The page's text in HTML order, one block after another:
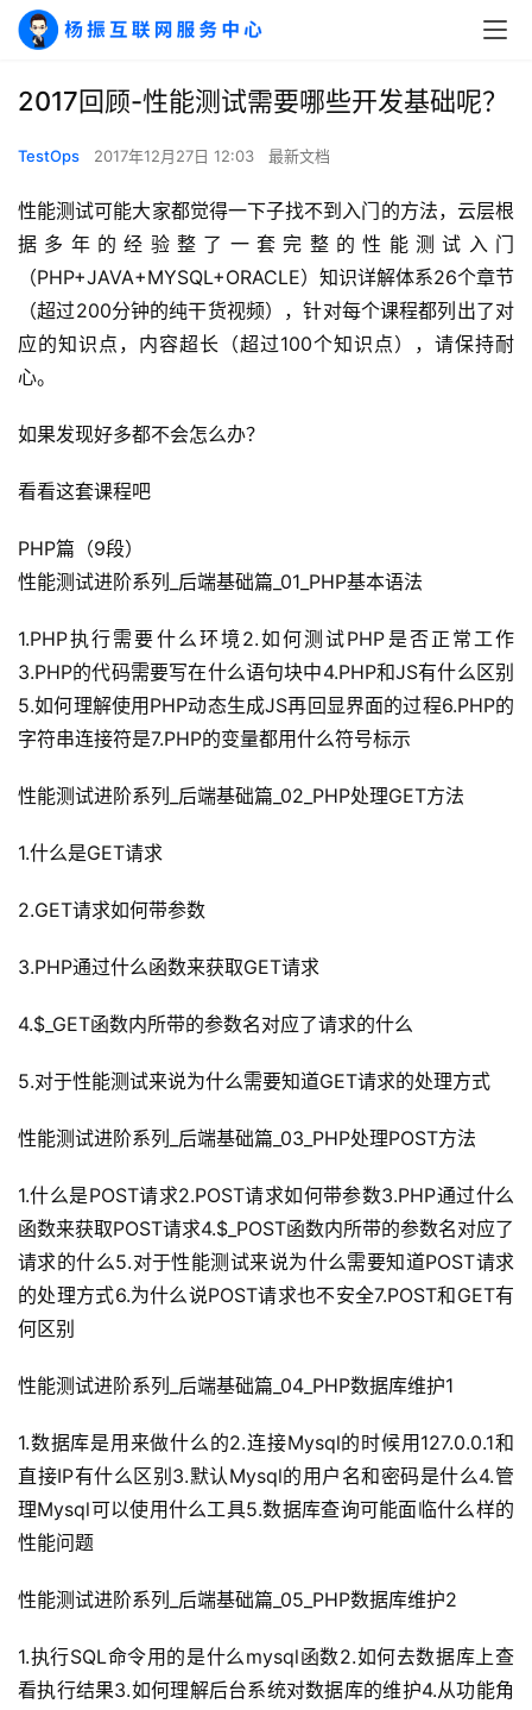
2017回顾-性能测试需要哪些开发基础呢？
TestOps 2017年12月27日 12:03 最新文档
性能测试可能大家都觉得一下子找不到入门的方法，云层根
据多年的经验整了一套完整的性能测试入门
（PHP+JAVA+MYSQL+ORACLE）知识详解体系26个章节
（超过200分钟的纯干货视频），针对每个课程都列出了对
应的知识点，内容超长（超过100个知识点），请保持耐
心。
如果发现好多都不会怎么办？
看看这套课程吧
PHP篇（9段）
性能测试进阶系列_后端基础篇_01_PHP基本语法
1.PHP执行需要什么环境2.如何测试PHP是否正常工作
3.PHP的代码需要写在什么语句块中4.PHP和JS有什么区别
5.如何理解使用PHP动态生成JS再回显界面的过程6.PHP的
字符串连接符是7.PHP的变量都用什么符号标示
性能测试进阶系列_后端基础篇_02_PHP处理GET方法
1.什么是GET请求
2.GET请求如何带参数
3.PHP通过什么函数来获取GET请求
4.$_GET函数内所带的参数名对应了请求的什么
5.对于性能测试来说为什么需要知道GET请求的处理方式
性能测试进阶系列_后端基础篇_03_PHP处理POST方法
1.什么是POST请求2.POST请求如何带参数3.PHP通过什么
函数来获取POST请求4.$_POST函数内所带的参数名对应了
请求的什么5.对于性能测试来说为什么需要知道POST请求
的处理方式6.为什么说POST请求也不安全7.POST和GET有
何区别
性能测试进阶系列_后端基础篇_04_PHP数据库维护1
1.数据库是用来做什么的2.连接Mysql的时候用127.0.0.1和
直接IP有什么区别3.默认Mysql的用户名和密码是什么4.管
理Mysql可以使用什么工具5.数据库查询可能面临什么样的
性能问题
性能测试进阶系列_后端基础篇_05_PHP数据库维护2
1.执行SQL命令用的是什么mysql函数2.如何去数据库上查
看执行结果3.如何理解后台系统对数据库的维护4.从功能角